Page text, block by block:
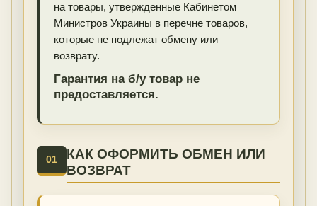
на товары, утвержденные Кабинетом
Министров Украины в перечне товаров,
которые не подлежат обмену или
возврату.
Гарантия на б/у товар не
предоставляется.
01
КАК ОФОРМИТЬ ОБМЕН ИЛИ
ВОЗВРАТ